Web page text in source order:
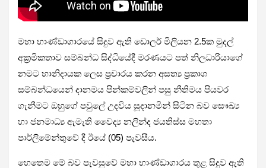
මහා භාණ්ඩාගාරයේ සිදුව ඇති ඩොලර් මිලියන 2.5ක මුදල්
අක්‍රමිකතාව සම්බන්ධ සිද්ධියේදී මරණයට පත් නිලධාරියාගේ
නමට හානිදායක ලෙස ප්‍රචාරය කරන අසත්‍ය ප්‍රකාශ
සම්බන්ධයෙන් දානමය පින්කම්වලින් පසු නීතිමය පියවර
ගැනීමට ඔහුගේ පවුලේ උදවිය සූදානමින් සිටින බව සෞඛ්‍ය
හා ජනමාධ්‍ය ඇමැති වෛද්‍ය නලින්ද ජයතිස්ස මහතා
පාර්ලිමේන්තුවේ දී ඊයේ (05) පැවසීය.
හෙතෙම මේ බව පැවසුවේ මහා භාණ්ඩාගාරය තුළ සිදුව ඇති